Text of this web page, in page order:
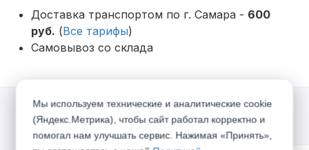
Доставка транспортом по г. Самара - 600
руб. (Все тарифы)
Самовывоз со склада
Акции
Мы используем технические и аналитические cookie
(Яндекс.Метрика), чтобы сайт работал корректно и
помогал нам улучшать сервис. Нажимая «Принять»,